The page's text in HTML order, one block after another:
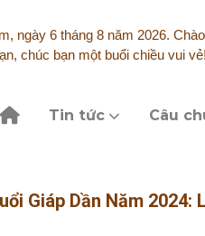
ngày 6 tháng 8 năm 2026. Chào
chúc bạn một buổi chiều vui vẻ!
Tin tức Câu
Giáp Dần Năm 2024: